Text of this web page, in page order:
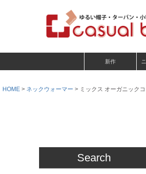
新作
HOME ネックウォーマー ミックス オーガニック
Search